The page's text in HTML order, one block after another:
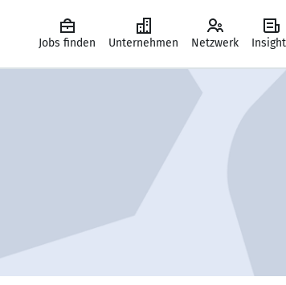
Jobs finden Unternehmen Netzwerk